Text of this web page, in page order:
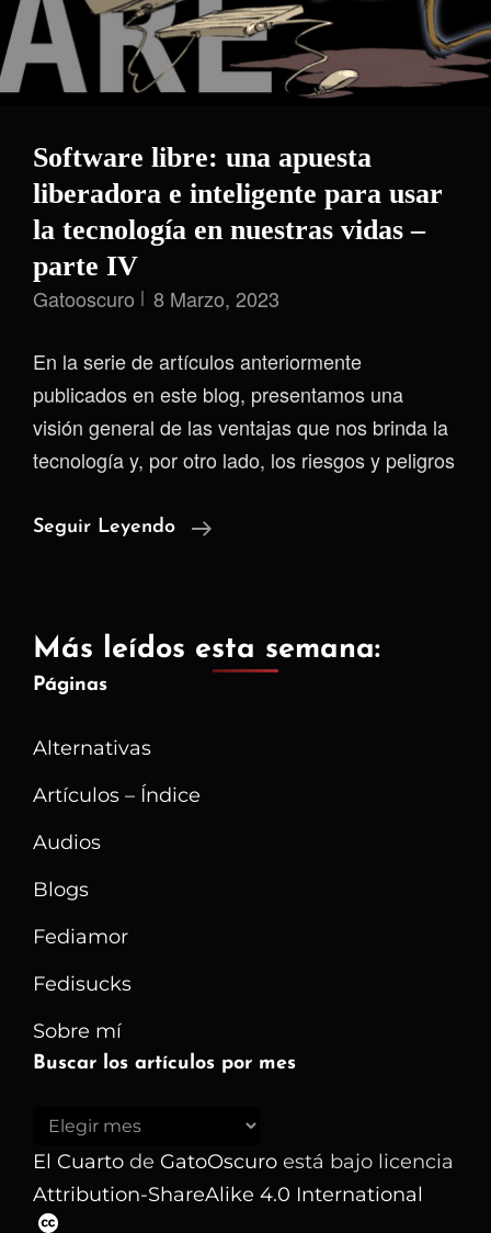
Software libre: una apuesta
liberadora e inteligente para usar
la tecnología en nuestras vidas –
parte IV
Gatooscuro 8 Marzo, 2023
En la serie de artículos anteriormente
publicados en este blog, presentamos una
visión general de las ventajas que nos brinda la
tecnología y, por otro lado, los riesgos y peligros
Seguir Leyendo
Software
Liberadora
Más leídos esta semana:
Páginas
Alternativas
Artículos – Índice
Audios
Blogs
Fediamor
Fedisucks
Sobre mí
Buscar los artículos por mes
Buscar
los
artículos
por
El Cuarto de GatoOscuro está bajo licencia
Attribution-ShareAlike 4.0 International